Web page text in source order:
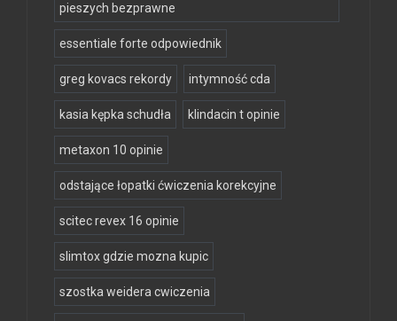
pieszych bezprawne
essentiale forte odpowiednik
greg kovacs rekordy intymność cda
kasia kępka schudła klindacin t opinie
metaxon 10 opinie
odstające łopatki ćwiczenia korekcyjne
scitec revex 16 opinie
slimtox gdzie mozna kupic
szostka weidera cwiczenia